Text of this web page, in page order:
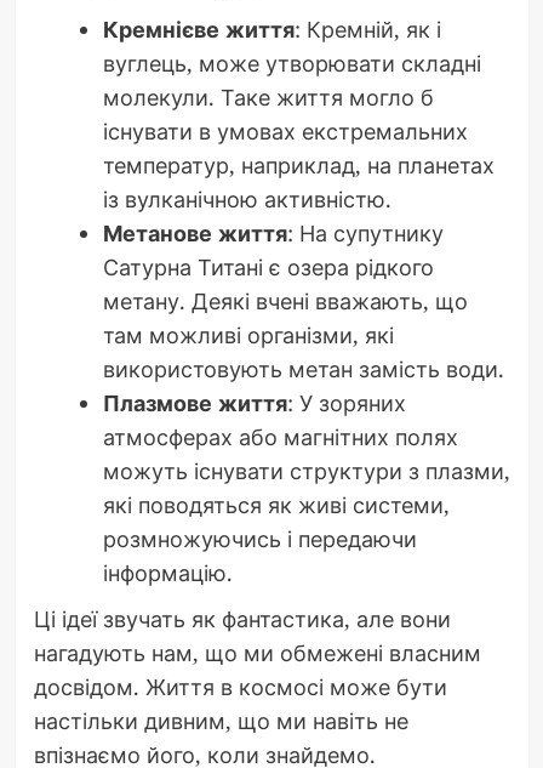
Кремнієве життя: Кремній, як і
вуглець, може утворювати складні
молекули. Таке життя могло б
існувати в умовах екстремальних
температур, наприклад, на планетах
із вулканічною активністю.
Метанове життя: На супутнику
Сатурна Титані є озера рідкого
метану. Деякі вчені вважають, що
там можливі організми, які
використовують метан замість води.
Плазмове життя: У зоряних
атмосферах або магнітних полях
можуть існувати структури з плазми,
які поводяться як живі системи,
розмножуючись і передаючи
інформацію.
Ці ідеї звучать як фантастика, але вони
нагадують нам, що ми обмежені власним
досвідом. Життя в космосі може бути
настільки дивним, що ми навіть не
впізнаємо його, коли знайдемо.